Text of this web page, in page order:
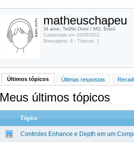
matheuschapeu
34 anos, Teófilo Otoni / MG, Brasil
Cadastrado em 10/05/2012
Mensagens: 6 · Tópicos: 1
Últimos tópicos Últimas respostas
Meus últimos tópicos
Tópico
Controles Enhance e Depth em um